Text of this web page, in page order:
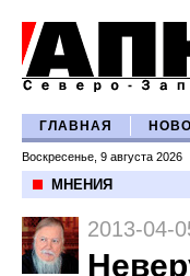
ГЛАВНАЯ
Воскресенье, 9 августа 2026
МНЕНИЯ
2013-04-